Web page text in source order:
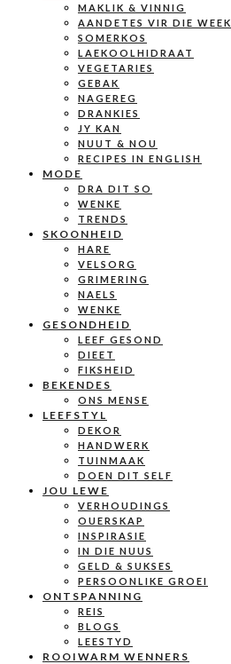
MAKLIK & VINNIG
AANDETES VIR DIE WEEK
SOMERKOS
LAEKOOLHIDRAAT
VEGETARIES
GEBAK
NAGEREG
DRANKIES
JY KAN
NUUT & NOU
RECIPES IN ENGLISH
MODE
DRA DIT SO
WENKE
TRENDS
SKOONHEID
HARE
VELSORG
GRIMERING
NAELS
WENKE
GESONDHEID
LEEF GESOND
DIEET
FIKSHEID
BEKENDES
ONS MENSE
LEEFSTYL
DEKOR
HANDWERK
TUINMAAK
DOEN DIT SELF
JOU LEWE
VERHOUDINGS
OUERSKAP
INSPIRASIE
IN DIE NUUS
GELD & SUKSES
PERSOONLIKE GROEI
ONTSPANNING
REIS
BLOGS
LEESTYD
ROOIWARM WENNERS